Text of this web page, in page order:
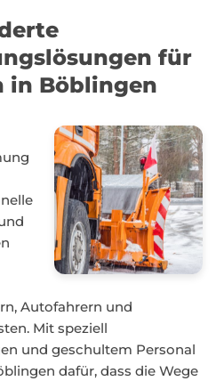
für
in Böblingen
Autofahrern und
Mit speziell
und geschultem Personal
dafür, dass die Wege